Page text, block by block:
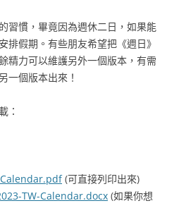
習慣，畢竟因為週休二日，如果能
排假期。有些朋友希望把《週日》
精力可以維護另外一個版本，有需
一個版本出來！
：
(可直接列印出來)
TW-Calendar.docx (如果你想